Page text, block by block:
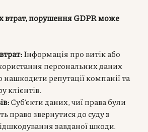
втрат, порушення GDPR може
Інформація про витік або
персональних даних
репутації компанії та
клієнтів.
Суб’єкти даних, чиї права були
право звернутися до суду з
завданої шкоди.